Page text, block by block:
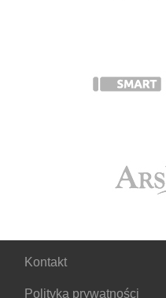
Kontakt
Polityka prywatności